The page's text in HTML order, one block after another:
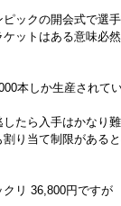
ピックの開会式で選
ットはある意味必然
本しか生産されてい
たら入手はかなり難
り当て制限があると
クリ 36,800円ですが